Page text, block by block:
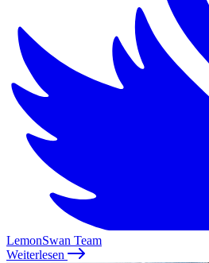
LemonSwan Team
Weiterlesen